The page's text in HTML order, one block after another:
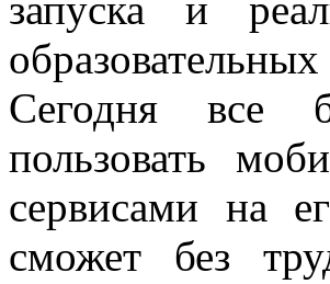
Сегодня все
пользовать
сервисами на
сможет без